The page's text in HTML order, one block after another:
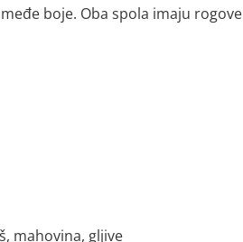
boje. Oba spola imaju rogove
mahovina, gljive